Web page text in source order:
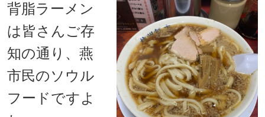
背脂ラーメン
は皆さんご存
知の通り、燕
市民のソウル
フードですよ